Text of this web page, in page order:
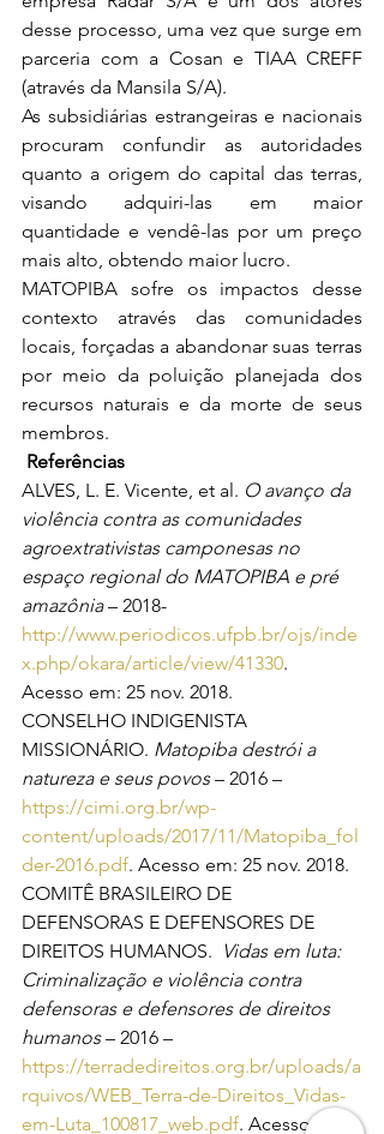
desse processo, uma vez que surge em
parceria com a Cosan e TIAA CREFF
(através da Mansila S/A).
As subsidiárias estrangeiras e nacionais
procuram confundir as autoridades
quanto a origem do capital das terras,
visando adquiri-las em maior
quantidade e vendê-las por um preço
mais alto, obtendo maior lucro.
MATOPIBA sofre os impactos desse
contexto através das comunidades
locais, forçadas a abandonar suas terras
por meio da poluição planejada dos
recursos naturais e da morte de seus
membros.
Referências
ALVES, L. E. Vicente, et al. O avanço da
violência contra as comunidades
agroextrativistas camponesas no
espaço regional do MATOPIBA e pré
amazônia – 2018-
http://www.periodicos.ufpb.br/ojs/inde
x.php/okara/article/view/41330.
Acesso em: 25 nov. 2018.
CONSELHO INDIGENISTA
MISSIONÁRIO. Matopiba destrói a
natureza e seus povos – 2016 –
https://cimi.org.br/wp-
content/uploads/2017/11/Matopiba_fol
der-2016.pdf. Acesso em: 25 nov. 2018.
COMITÊ BRASILEIRO DE
DEFENSORAS E DEFENSORES DE
DIREITOS HUMANOS. Vidas em luta:
Criminalização e violência contra
defensoras e defensores de direitos
humanos – 2016 –
https://terradedireitos.org.br/uploads/a
rquivos/WEB_Terra-de-Direitos_Vidas-
em-Luta_100817_web.pdf. Acesso em: